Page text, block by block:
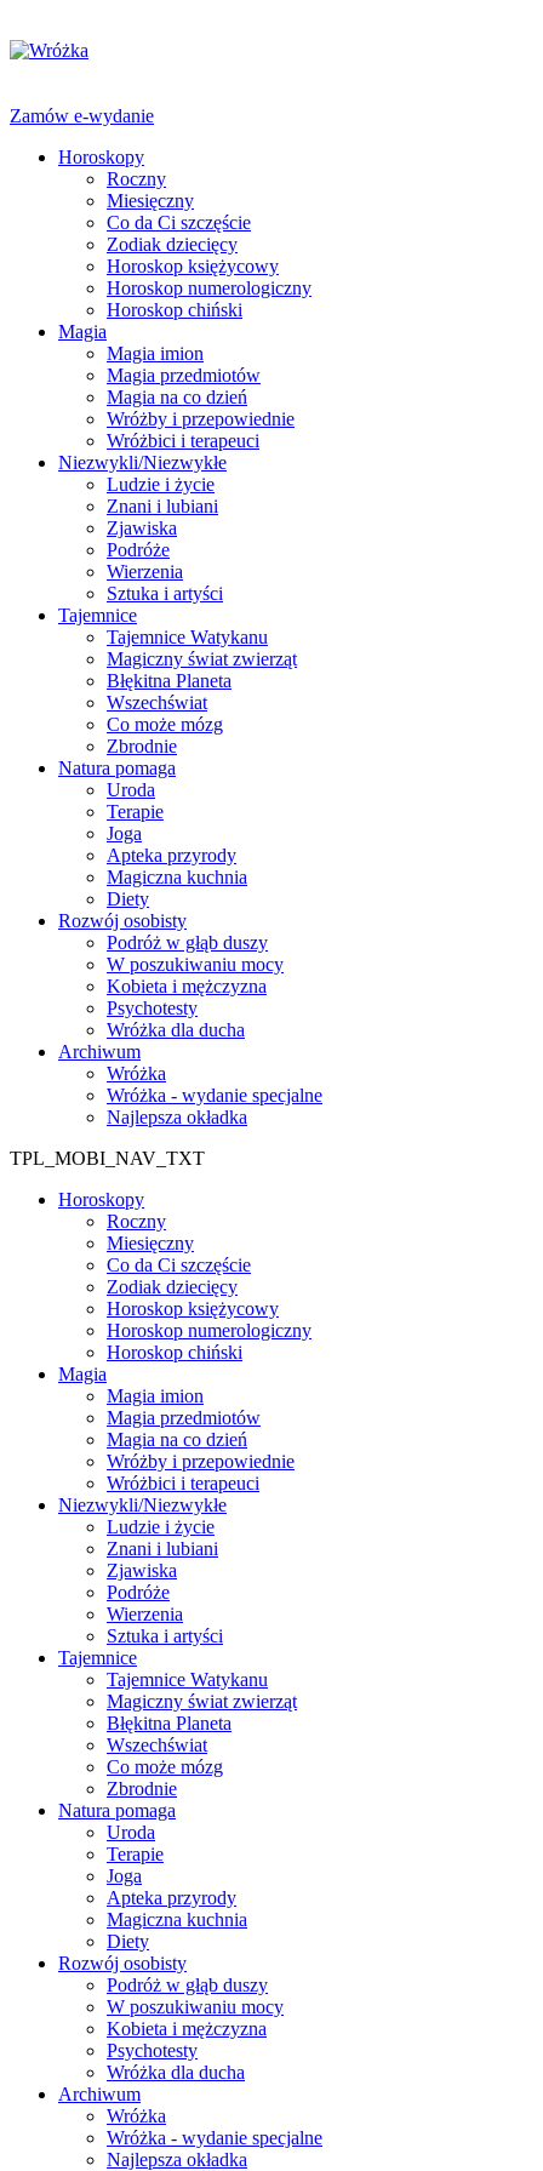
Zamów e-wydanie
Horoskopy
Roczny
Miesięczny
Co da Ci szczęście
Zodiak dziecięcy
Horoskop księżycowy
Horoskop numerologiczny
Horoskop chiński
Magia
Magia imion
Magia przedmiotów
Magia na co dzień
Wróżby i przepowiednie
Wróżbici i terapeuci
Niezwykli/Niezwykłe
Ludzie i życie
Znani i lubiani
Zjawiska
Podróże
Wierzenia
Sztuka i artyści
Tajemnice
Tajemnice Watykanu
Magiczny świat zwierząt
Błękitna Planeta
Wszechświat
Co może mózg
Zbrodnie
Natura pomaga
Uroda
Terapie
Joga
Apteka przyrody
Magiczna kuchnia
Diety
Rozwój osobisty
Podróż w głąb duszy
W poszukiwaniu mocy
Kobieta i mężczyzna
Psychotesty
Wróżka dla ducha
Archiwum
Wróżka
Wróżka - wydanie specjalne
Najlepsza okładka
TPL_MOBI_NAV_TXT
Horoskopy
Roczny
Miesięczny
Co da Ci szczęście
Zodiak dziecięcy
Horoskop księżycowy
Horoskop numerologiczny
Horoskop chiński
Magia
Magia imion
Magia przedmiotów
Magia na co dzień
Wróżby i przepowiednie
Wróżbici i terapeuci
Niezwykli/Niezwykłe
Ludzie i życie
Znani i lubiani
Zjawiska
Podróże
Wierzenia
Sztuka i artyści
Tajemnice
Tajemnice Watykanu
Magiczny świat zwierząt
Błękitna Planeta
Wszechświat
Co może mózg
Zbrodnie
Natura pomaga
Uroda
Terapie
Joga
Apteka przyrody
Magiczna kuchnia
Diety
Rozwój osobisty
Podróż w głąb duszy
W poszukiwaniu mocy
Kobieta i mężczyzna
Psychotesty
Wróżka dla ducha
Archiwum
Wróżka
Wróżka - wydanie specjalne
Najlepsza okładka